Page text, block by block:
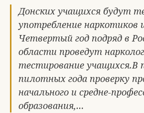
Донских учащихся будут
употребление наркотиков
Четвертый год подряд в
области проведут
тестирование учащихся.В
пилотных года проверку
начального и средне-
образования,…